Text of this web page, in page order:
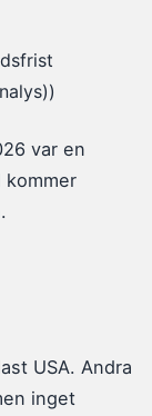
var en
USA. Andra
inget